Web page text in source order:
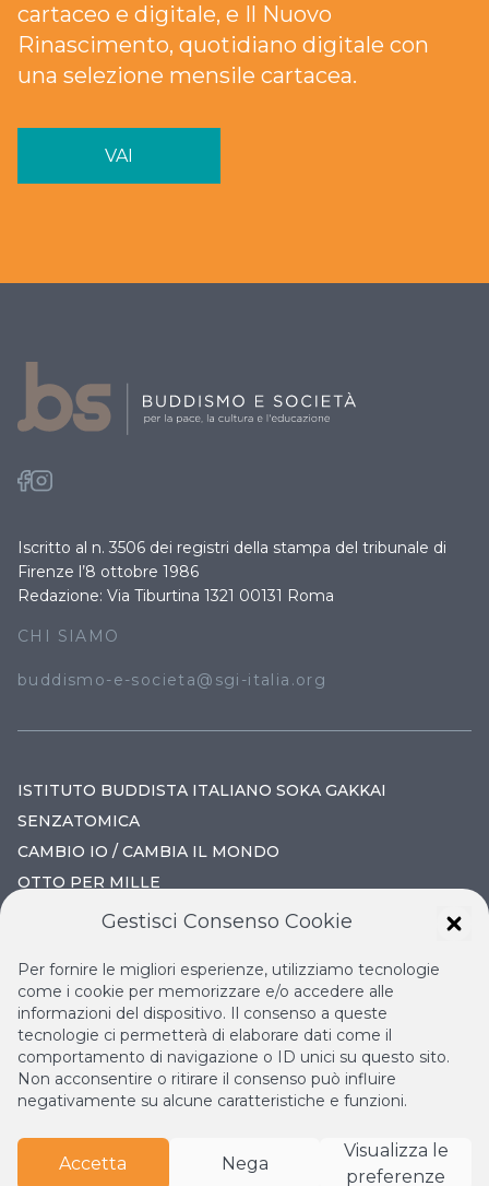
cartaceo e digitale, e Il Nuovo
Rinascimento, quotidiano digitale con
una selezione mensile cartacea.
VAI
Iscritto al n. 3506 dei registri della stampa del tribunale di
Firenze l’8 ottobre 1986
Redazione: Via Tiburtina 1321 00131 Roma
CHI SIAMO
buddismo-e-societa@sgi-italia.org
ISTITUTO BUDDISTA ITALIANO SOKA GAKKAI
SENZATOMICA
CAMBIO IO / CAMBIA IL MONDO
OTTO PER MILLE
IL VOLO CONTINUO
LA BIBLIOTECA DI NICHIREN
ESPERIA
Istituto Buddista Italiano Soka Gakkai.
Gestisci Consenso Cookie
Per fornire le migliori esperienze, utilizziamo tecnologie
come i cookie per memorizzare e/o accedere alle
informazioni del dispositivo. Il consenso a queste
tecnologie ci permetterà di elaborare dati come il
comportamento di navigazione o ID unici su questo sito.
Non acconsentire o ritirare il consenso può influire
negativamente su alcune caratteristiche e funzioni.
Accetta Nega
Visualizza le
preferenze